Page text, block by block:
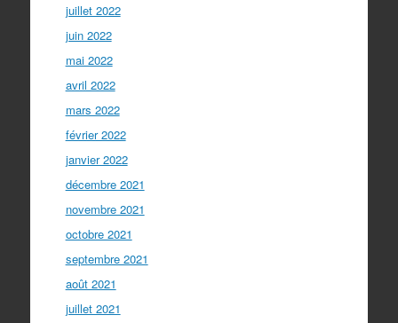
juillet 2022
juin 2022
mai 2022
avril 2022
mars 2022
février 2022
janvier 2022
décembre 2021
novembre 2021
octobre 2021
septembre 2021
août 2021
juillet 2021